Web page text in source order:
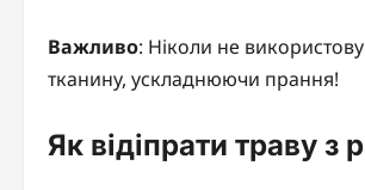
Важливо: Ніколи не
тканину, ускладнюючи прання!
Як відіпрати траву з